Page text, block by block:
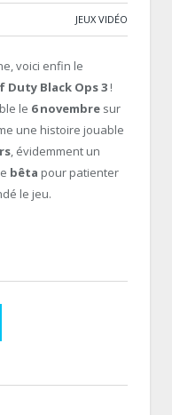
JEUX VIDÉO
voici enfin le
Duty Black Ops 3 !
le 6 novembre sur
une histoire jouable
, évidemment un
bêta pour patienter
le jeu.